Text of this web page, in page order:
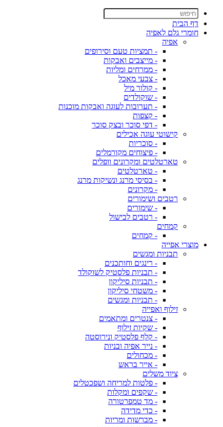
דף הבית
חומרי גלם לאפיה
אפיה
- תמציות טעם וסירופים
- מייצבים ואבקות
- ממרחים ומליות
- צבעי מאכל
- קולור מיל
- שוקולדים
- תערובות לעוגה ואבקות מוכנות
- קצפות
- דפי סוכר ובצק סוכר
קישוטי עוגה אכילים
- סוכריות
- פיצוחים מקורמלים
טארטלטים ומקרונים וופלים
- טארטלטים
- בסיסי מרנג ונשיקות מרנג
- מקרונים
רטבים ושימורים
- שימורים
- רטבים לבישול
קמחים
- קמחים
מוצרי אפייה
תבניות ומגשים
- רינגים וחותכנים
- תבניות פלסטיק לשוקולד
- תבניות סיליקון
- משטחי סיליקון
- תבניות ומגשים
זילוף ואפייה
- צנטרים ומתאמים
- שקיות זילוף
- קלף פלסטיק ונירוסטה
- נייר אפיה ובניות
- מכחולים
- אייר בראש
ציוד משלים
- פלטות למריחה ושפכטלים
- שקפים ומקלות
- מד טמפרטורה
- כדי מדידה
- מברשות ומריות